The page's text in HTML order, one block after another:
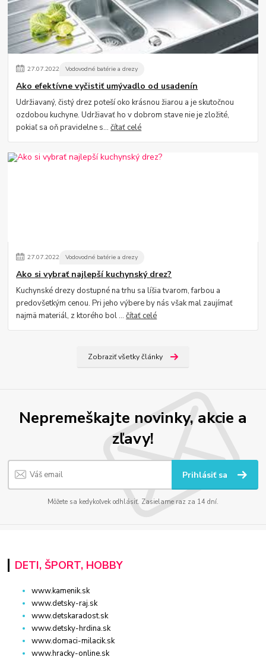
27.07.2022 Vodovodné batérie a drezy
Ako efektívne vyčistiť umývadlo od usadenín
Udržiavaný, čistý drez poteší oko krásnou žiarou a je skutočnou
ozdobou kuchyne. Udržiavať ho v dobrom stave nie je zložité,
pokiaľ sa oň pravidelne s...čítať celé
27.07.2022 Vodovodné batérie a drezy
Ako si vybrať najlepší kuchynský drez?
Kuchynské drezy dostupné na trhu sa líšia tvarom, farbou a
predovšetkým cenou. Pri jeho výbere by nás však mal zaujímať
najmä materiál, z ktorého bol ...čítať celé
Zobraziť všetky články
Nepremeškajte novinky, akcie a
zľavy!
Prihlásiť sa
Môžete sa kedykoľvek odhlásiť. Zasielame raz za 14 dní.
DETI, ŠPORT, HOBBY
www.kamenik.sk
www.detsky-raj.sk
www.detskaradost.sk
www.detsky-hrdina.sk
www.domaci-milacik.sk
www.hracky-online.sk